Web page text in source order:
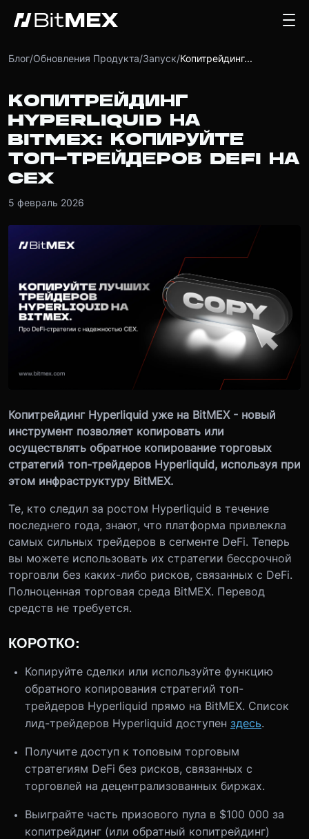
Блог/Обновления Продукта/Запуск/Копитрейдинг...
КОПИТРЕЙДИНГ
HYPERLIQUID НА
BITMEX: КОПИРУЙТЕ
ТОП-ТРЕЙДЕРОВ DEFI НА
CEX
5 февраль 2026
Копитрейдинг Hyperliquid уже на BitMEX - новый
инструмент позволяет копировать или
осуществлять обратное копирование торговых
стратегий топ-трейдеров Hyperliquid, используя при
этом инфраструктуру BitMEX.
Те, кто следил за ростом Hyperliquid в течение
последнего года, знают, что платформа привлекла
самых сильных трейдеров в сегменте DeFi. Теперь
вы можете использовать их стратегии бессрочной
торговли без каких-либо рисков, связанных с DeFi.
Полноценная торговая среда BitMEX. Перевод
средств не требуется.
КОРОТКО:
Копируйте сделки или используйте функцию
обратного копирования стратегий топ-
трейдеров Hyperliquid прямо на BitMEX. Список
лид-трейдеров Hyperliquid доступен здесь.
Получите доступ к топовым торговым
стратегиям DeFi без рисков, связанных с
торговлей на децентрализованных биржах.
Выиграйте часть призового пула в $100 000 за
копитрейдинг (или обратный копитрейдинг)